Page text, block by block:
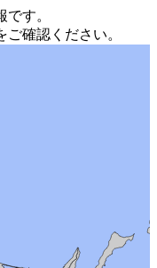
す。
ご確認ください。